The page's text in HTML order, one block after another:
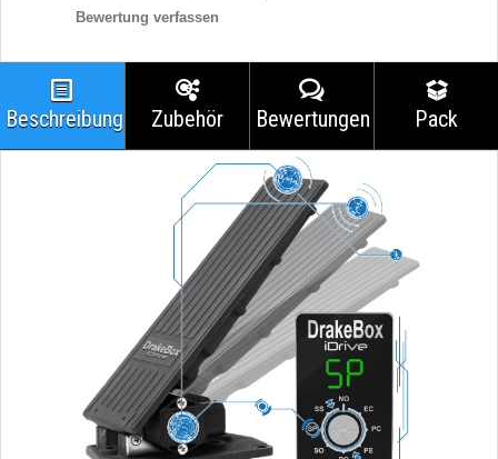
Bewertung verfassen
Beschreibung Zubehör Bewertungen Pack